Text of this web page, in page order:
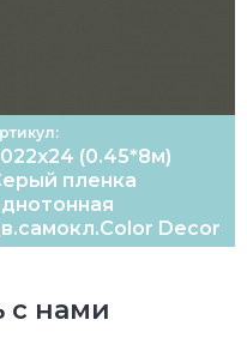
(0.45*8м)
пленка
Decor
с нами